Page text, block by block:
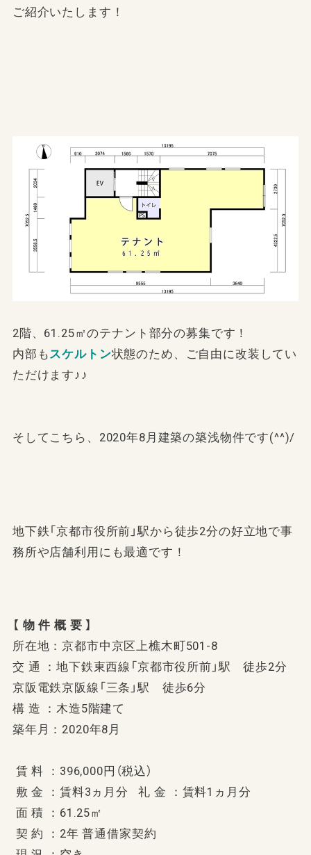
ご紹介いたします！
2階、61.25㎡のテナント部分の募集です！
内部もスケルトン状態のため、ご自由に改装してい
ただけます♪♪
そしてこちら、2020年8月建築の築浅物件です(^^)/
地下鉄「京都市役所前」駅から徒歩2分の好立地で事
務所や店舗利用にも最適です！
【 物 件 概 要】
所在地：京都市中京区上樵木町501-8
交 通 ：地下鉄東西線「京都市役所前」駅 徒歩2分
京阪電鉄京阪線「三条」駅 徒歩6分
構 造 ：木造5階建て
築年月：2020年8月
賃 料 ：396,000円（税込）
敷 金 ：賃料3ヵ月分 礼 金 ：賃料1ヵ月分
面 積 ：61.25㎡
契 約 ：2年 普通借家契約